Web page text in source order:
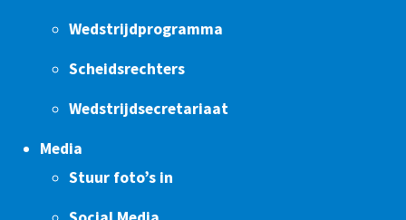
Wedstrijdprogramma
Scheidsrechters
Wedstrijdsecretariaat
Media
Stuur foto’s in